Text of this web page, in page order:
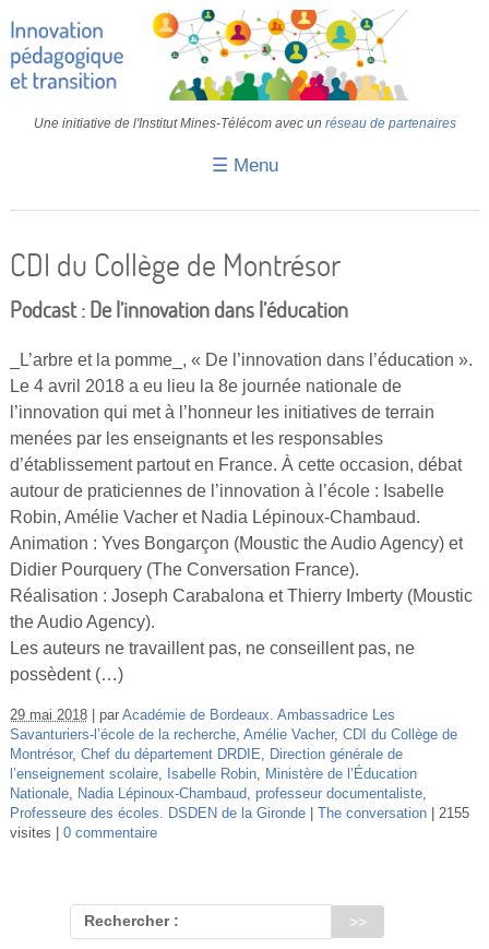
Une initiative de l'Institut Mines-Télécom avec un réseau de partenaires
☰ Menu
IA
IMT
Colloques
Vidéos
S’inscrire
Se connecter
CDI du Collège de Montrésor
Podcast : De l’innovation dans l’éducation
_L’arbre et la pomme_, « De l’innovation dans l’éducation ».
Le 4 avril 2018 a eu lieu la 8e journée nationale de
l’innovation qui met à l’honneur les initiatives de terrain
menées par les enseignants et les responsables
d’établissement partout en France. À cette occasion, débat
autour de praticiennes de l’innovation à l’école : Isabelle
Robin, Amélie Vacher et Nadia Lépinoux-Chambaud.
Animation : Yves Bongarçon (Moustic the Audio Agency) et
Didier Pourquery (The Conversation France).
Réalisation : Joseph Carabalona et Thierry Imberty (Moustic
the Audio Agency).
Les auteurs ne travaillent pas, ne conseillent pas, ne
possèdent (…)
29 mai 2018 par Académie de Bordeaux. Ambassadrice Les
Savanturiers-l’école de la recherche, Amélie Vacher, CDI du Collège de
Montrésor, Chef du département DRDIE
Direction générale de
l’enseignement scolaire, Isabelle Robin,
Ministère de l’Éducation
Nationale, Nadia Lépinoux-Chambaud professeur documentaliste,
Professeure des écoles. DSDEN de la Gironde
The conversation
2155
visites
0 commentaire
Rechercher :